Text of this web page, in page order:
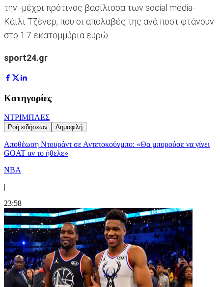
την -μέχρι πρότινος βασίλισσα των social media-
Κάιλι Τζένερ, που οι απολαβές της ανά ποστ φτάνουν
στο 1.7 εκατομμύρια ευρώ.
sport24.gr
Κατηγορίες
ΝΤΡΙΜΠΛΕΣ
Ροή ειδήσεων Δημοφιλή
Αποθέωση Ντουράντ σε Αντετοκούνμπο: «Θα μπορούσε να γίνει
GOAT αν το ήθελε»
NBA
|
23:58